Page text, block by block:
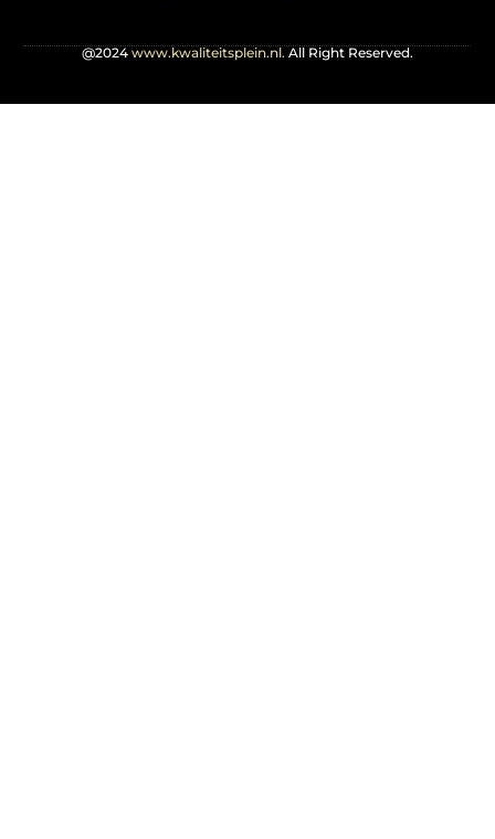
@2024 www.kwaliteitsplein.nl. All Right Reserved.